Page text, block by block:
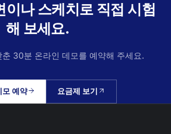
이나 스케치로 직접 시험
해 보세요.
30분 온라인 데모를 예약해 주세요.
모 예약 요금제 보기